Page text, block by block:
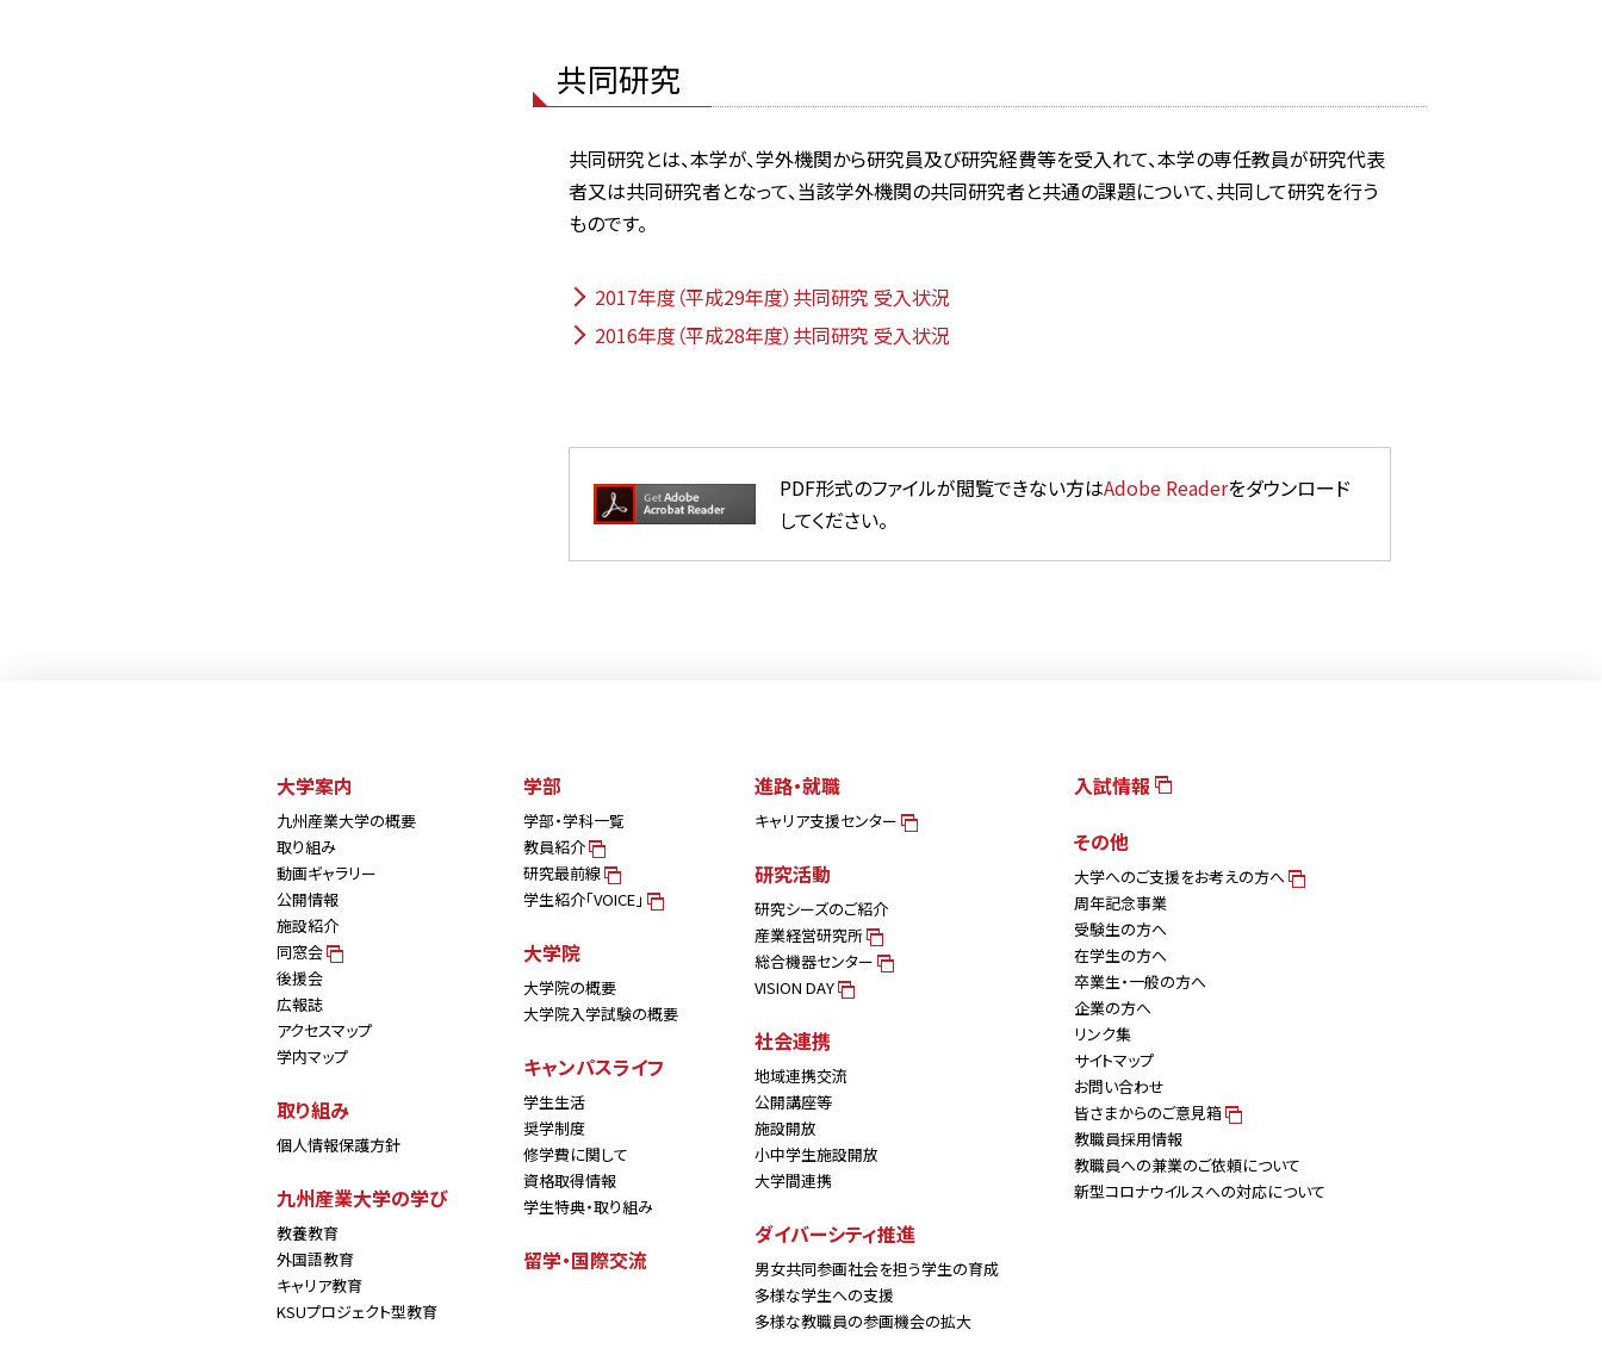
共同研究
共同研究とは、本学が、学外機関から研究員及び研究経費等を受入れて、本学の専任教員が研究代表
者又は共同研究者となって、当該学外機関の共同研究者と共通の課題について、共同して研究を行う
ものです。
2017年度（平成29年度）共同研究 受入状況
2016年度（平成28年度）共同研究 受入状況
PDF形式のファイルが閲覧できない方はAdobe Readerをダウンロード
してください。
大学案内
九州産業大学の概要
取り組み
動画ギャラリー
公開情報
施設紹介
同窓会
後援会
広報誌
アクセスマップ
学内マップ
取り組み
個人情報保護方針
九州産業大学の学び
教養教育
外国語教育
キャリア教育
KSUプロジェクト型教育
学部
学部・学科一覧
教員紹介
研究最前線
学生紹介「VOICE」
大学院
大学院の概要
大学院入学試験の概要
キャンパスライフ
学生生活
奨学制度
修学費に関して
資格取得情報
学生特典・取り組み
留学・国際交流
進路・就職
キャリア支援センター
研究活動
研究シーズのご紹介
産業経営研究所
総合機器センター
VISION DAY
社会連携
地域連携交流
公開講座等
施設開放
小中学生施設開放
大学間連携
ダイバーシティ推進
男女共同参画社会を担う学生の育成
多様な学生への支援
多様な教職員の参画機会の拡大
入試情報
その他
大学へのご支援をお考えの方へ
周年記念事業
受験生の方へ
在学生の方へ
卒業生・一般の方へ
企業の方へ
リンク集
サイトマップ
お問い合わせ
皆さまからのご意見箱
教職員採用情報
教職員への兼業のご依頼について
新型コロナウイルスへの対応について